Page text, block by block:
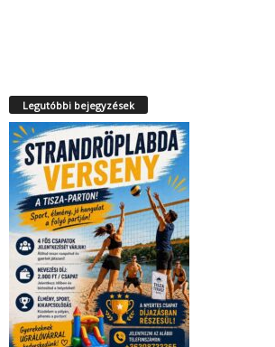
Legutóbbi bejegyzések